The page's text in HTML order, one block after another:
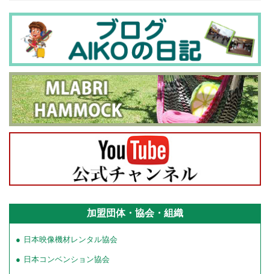
加盟団体・協会・組織
日本映像機材レンタル協会
日本コンベンション協会